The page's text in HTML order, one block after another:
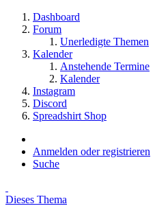
Dashboard
Forum
Unerledigte Themen
Kalender
Anstehende Termine
Kalender
Instagram
Discord
Spreadshirt Shop
Anmelden oder registrieren
Suche
Dieses Thema